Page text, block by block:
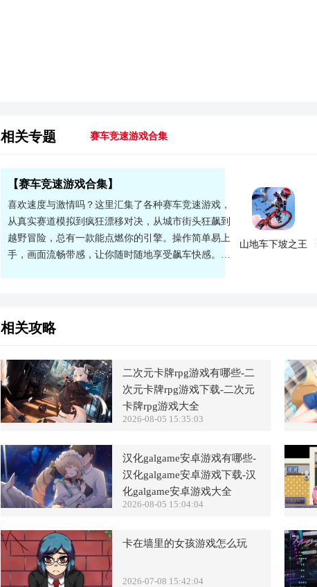
相关专题 赛车竞速游戏合集
【赛车竞速游戏合集】
喜欢速度与激情吗？这里汇集了各种赛车竞速游戏，
从真实赛道模拟到疯狂漂移对决，从城市街头狂飙到
越野冒险，总有一款能点燃你的引擎。操作简单易上
手，画面流畅带感，让你随时随地享受飙车快感。快
山地车下坡之王
相关攻略
二次元卡牌rpg游戏有哪些-二
次元卡牌rpg游戏下载-二次元
卡牌rpg游戏大全
2026-08-05 15:35:03
汉化galgame安卓游戏有哪些-
汉化galgame安卓游戏下载-汉
化galgame安卓游戏大全
2026-08-05 15:04:04
卡在墙里的女孩游戏怎么玩
2026-07-08 15:42:04